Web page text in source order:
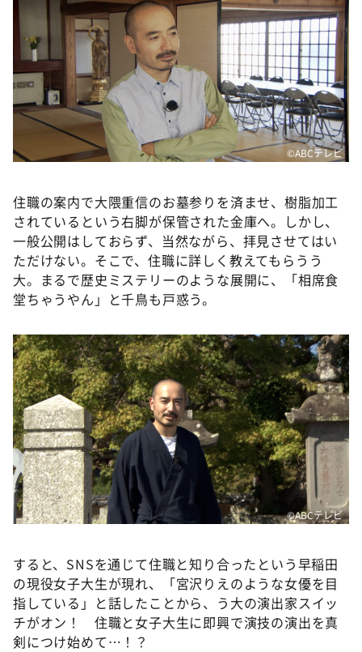
©️ABCテレビ
住職の案内で大隈重信のお墓参りを済ませ、樹脂加工
されているという右脚が保管された金庫へ。しかし、
一般公開はしておらず、当然ながら、拝見させてはい
ただけない。そこで、住職に詳しく教えてもらうう
大。まるで歴史ミステリーのような展開に、「相席食
堂ちゃうやん」と千鳥も戸惑う。
©️ABCテレビ
すると、SNSを通じて住職と知り合ったという早稲田
の現役女子大生が現れ、「宮沢りえのような女優を目
指している」と話したことから、う大の演出家スイッ
チがオン！ 住職と女子大生に即興で演技の演出を真
剣につけ始めて…！？